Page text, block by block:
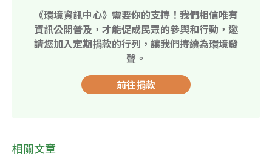
《環境資訊中心》需要你的支持！我們相信唯有
資訊公開普及，才能促成民眾的參與和行動，邀
請您加入定期捐款的行列，讓我們持續為環境發
聲。
前往捐款
相關文章